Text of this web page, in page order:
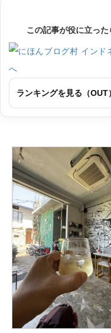
この記事が役に立っ
ランキングを見る（OUT）